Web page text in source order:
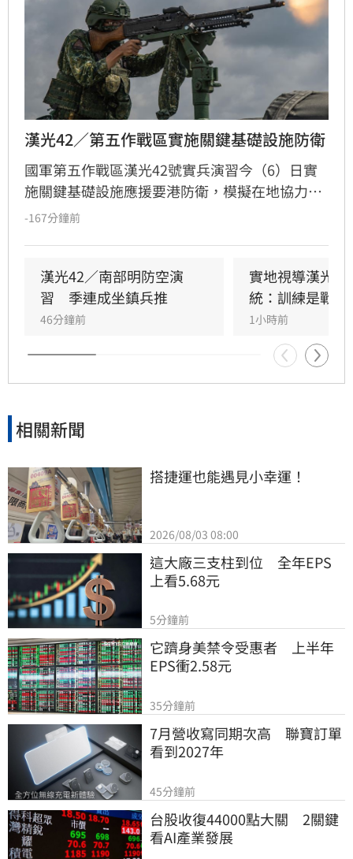
漢光42／第五作戰區實施關鍵基礎設施防衛
國軍第五作戰區漢光42號實兵演習今（6）日實
施關鍵基礎設施應援要港防衛，模擬在地協力者
襲擾港區重要設施，由港務警察先期應處，並依
力。
-167分鐘前
漢光42／南部明防空演
習　季連成坐鎮兵推
46分鐘前
實地視導漢光演
統：訓練是戰力
1小時前
相關新聞
搭捷運也能遇見小幸運！
2026/08/03 08:00
這大廠三支柱到位　全年EPS
上看5.68元
5分鐘前
它躋身美禁令受惠者　上半年
EPS衝2.58元
35分鐘前
7月營收寫同期次高　聯寶訂單
看到2027年
45分鐘前
台股收復44000點大關　2關鍵
看AI產業發展